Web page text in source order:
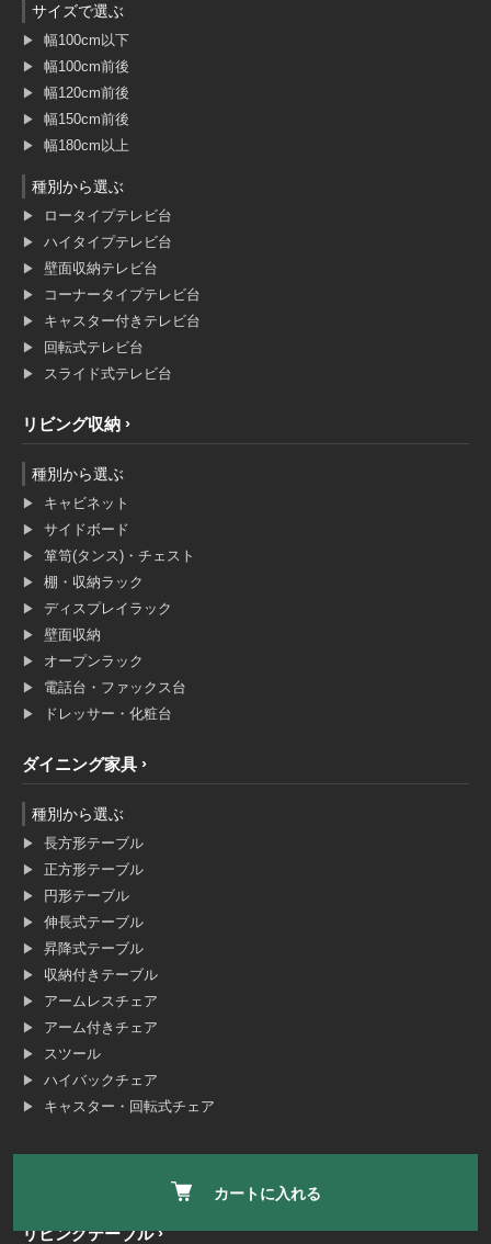
カートに入れる
サイズで選ぶ
幅100cm以下
幅100cm前後
幅120cm前後
幅150cm前後
幅180cm以上
種別から選ぶ
ロータイプテレビ台
ハイタイプテレビ台
壁面収納テレビ台
コーナータイプテレビ台
キャスター付きテレビ台
回転式テレビ台
スライド式テレビ台
リビング収納
種別から選ぶ
キャビネット
サイドボード
箪笥(タンス)・チェスト
棚・収納ラック
ディスプレイラック
壁面収納
オープンラック
電話台・ファックス台
ドレッサー・化粧台
ダイニング家具
種別から選ぶ
長方形テーブル
正方形テーブル
円形テーブル
伸長式テーブル
昇降式テーブル
収納付きテーブル
アームレスチェア
アーム付きチェア
スツール
ハイバックチェア
キャスター・回転式チェア
リビングテーブル